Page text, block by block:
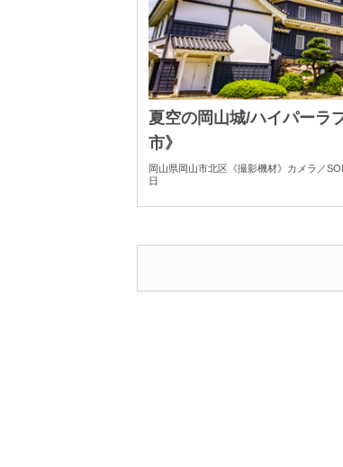
夏空の岡山城/ハイパーラ
市》
岡山県岡山市北区《撮影機材》カメラ／
日